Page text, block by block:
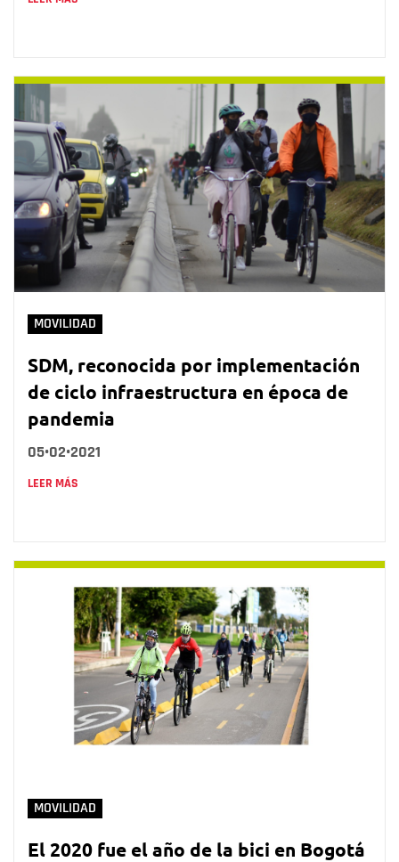
MOVILIDAD
SDM, reconocida por implementación
de ciclo infraestructura en época de
pandemia
05•02•2021
LEER MÁS
MOVILIDAD
El 2020 fue el año de la bici en Bogotá